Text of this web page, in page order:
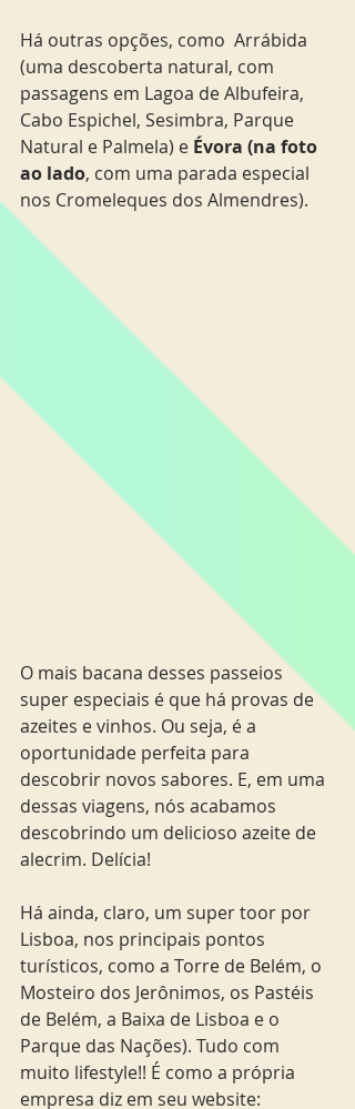
Há outras opções, como  Arrábida
(uma descoberta natural, com
passagens em Lagoa de Albufeira,
Cabo Espichel, Sesimbra, Parque
Natural e Palmela) e Évora (na foto
ao lado, com uma parada especial
nos Cromeleques dos Almendres).
O mais bacana desses passeios
super especiais é que há provas de
azeites e vinhos. Ou seja, é a
oportunidade perfeita para
descobrir novos sabores. E, em uma
dessas viagens, nós acabamos
descobrindo um delicioso azeite de
alecrim. Delícia!
Há ainda, claro, um super toor por
Lisboa, nos principais pontos
turísticos, como a Torre de Belém, o
Mosteiro dos Jerônimos, os Pastéis
de Belém, a Baixa de Lisboa e o
Parque das Nações). Tudo com
muito lifestyle!! É como a própria
empresa diz em seu website: